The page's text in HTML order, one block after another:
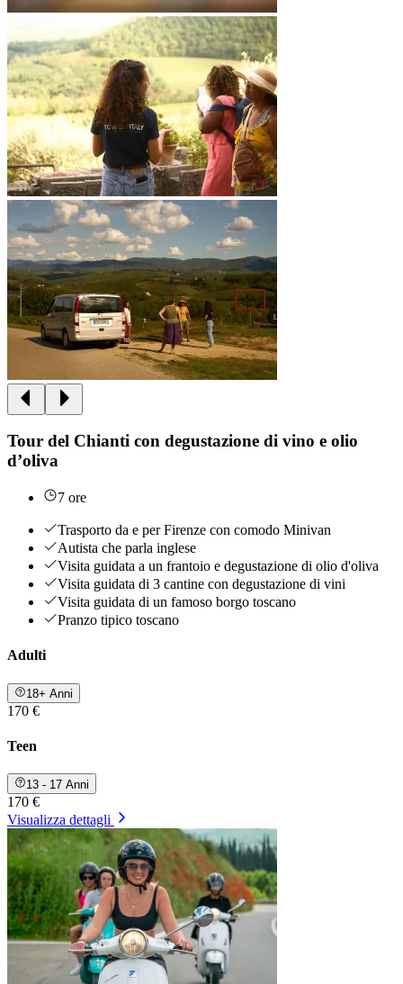
Tour del Chianti con degustazione di vino e olio
d’oliva
7 ore
Trasporto da e per Firenze con comodo Minivan
Autista che parla inglese
Visita guidata a un frantoio e degustazione di olio d'oliva
Visita guidata di 3 cantine con degustazione di vini
Visita guidata di un famoso borgo toscano
Pranzo tipico toscano
Adulti
18+ Anni
170 €
Teen
13 - 17 Anni
170 €
Visualizza dettagli